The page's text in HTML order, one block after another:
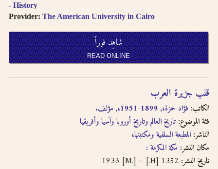
- History
Provider: The American University in Cairo
شاهِد فوراً
READ ONLINE
قلب جزيرة العرب
الكاتب: فؤاد حمزة،, 1899-1951،, مؤلف.
فئة الموضوع: تاريخ العالم وتاريخ أوروبا وآسيا وأفريقيا
الناشر: المطبعة السلفية ومكتبتها،
مكان النشر: مكة المكرمة :
تاريخ النشر: